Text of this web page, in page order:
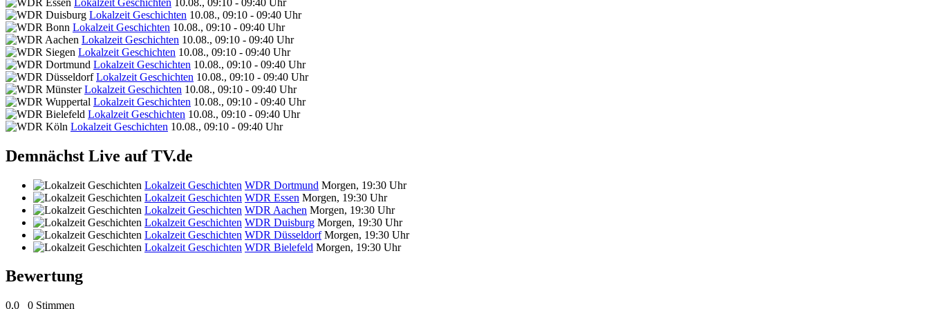
Lokalzeit Geschichten 10.08., 09:10 - 09:40 Uhr
Lokalzeit Geschichten 10.08., 09:10 - 09:40 Uhr
Lokalzeit Geschichten 10.08., 09:10 - 09:40 Uhr
Lokalzeit Geschichten 10.08., 09:10 - 09:40 Uhr
Lokalzeit Geschichten 10.08., 09:10 - 09:40 Uhr
Lokalzeit Geschichten 10.08., 09:10 - 09:40 Uhr
Lokalzeit Geschichten 10.08., 09:10 - 09:40 Uhr
Lokalzeit Geschichten 10.08., 09:10 - 09:40 Uhr
Lokalzeit Geschichten 10.08., 09:10 - 09:40 Uhr
Lokalzeit Geschichten 10.08., 09:10 - 09:40 Uhr
Demnächst Live auf TV.de
Lokalzeit Geschichten WDR Dortmund Morgen, 19:30 Uhr
Lokalzeit Geschichten WDR Essen Morgen, 19:30 Uhr
Lokalzeit Geschichten WDR Aachen Morgen, 19:30 Uhr
Lokalzeit Geschichten WDR Duisburg Morgen, 19:30 Uhr
Lokalzeit Geschichten WDR Düsseldorf Morgen, 19:30 Uhr
Lokalzeit Geschichten WDR Bielefeld Morgen, 19:30 Uhr
Bewertung
0,0 0 Stimmen